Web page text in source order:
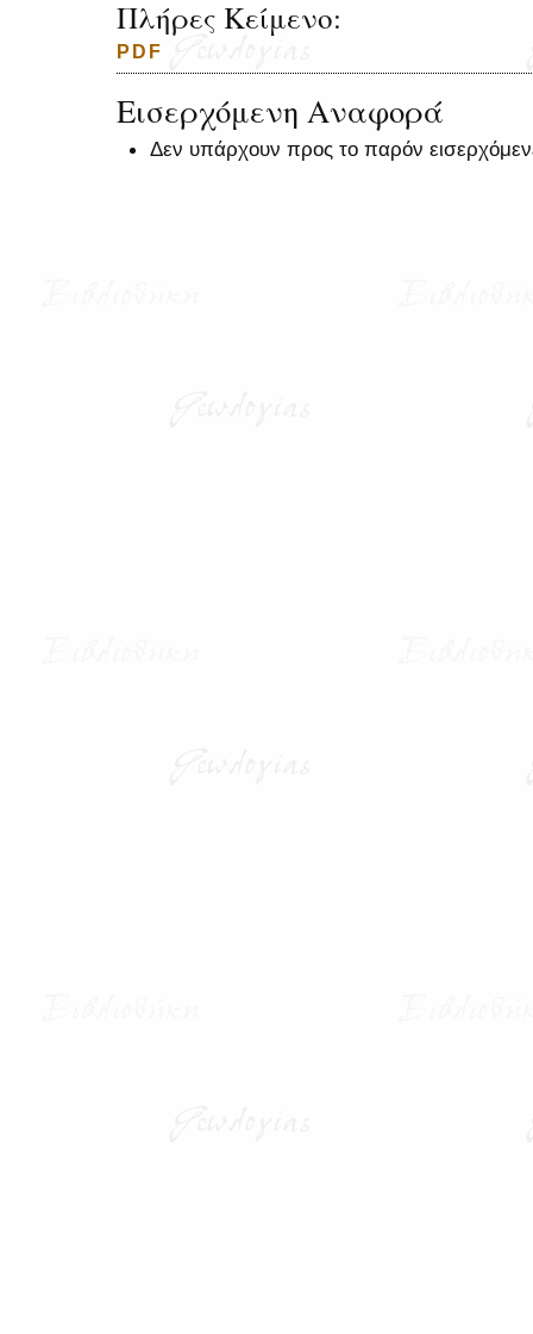
Πλήρες Κείμενο:
PDF
Εισερχόμενη Αναφορά
Δεν υπάρχουν προς το παρόν